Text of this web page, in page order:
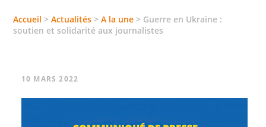
Accueil >Actualités >A la une > Guerre en Ukraine :
soutien et solidarité aux journalistes
10 MARS 2022